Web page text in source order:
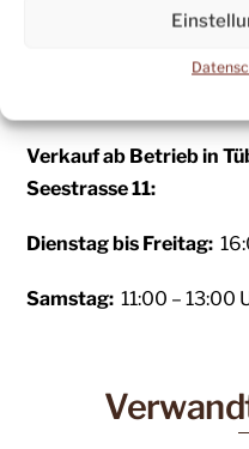
Verkauf ab Betriebin
Seestrasse 11:
Dienstag bis Freitag:
Samstag: 11:00 – 13:00